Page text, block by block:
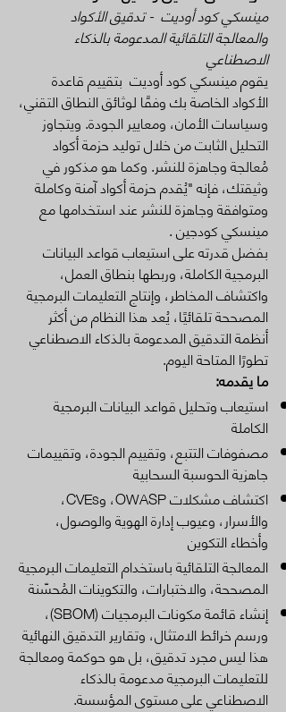
مينسكي كود أوديت - تدقيق الأكواد
والمعالجة التلقائية المدعومة بالذكاء
الاصطناعي
يقوم مينسكي كود أوديت بتقييم قاعدة
الأكواد الخاصة بك وفقًا لوثائق النطاق التقني،
وسياسات الأمان، ومعايير الجودة. ويتجاوز
التحليل الثابت من خلال توليد حزمة أكواد
مُعالجة وجاهزة للنشر. وكما هو مذكور في
وثيقتك، فإنه "يُقدم حزمة أكواد آمنة وكاملة
ومتوافقة وجاهزة للنشر عند استخدامها مع
مينسكي كودجين .
بفضل قدرته على استيعاب قواعد البيانات
البرمجية الكاملة، وربطها بنطاق العمل،
واكتشاف المخاطر، وإنتاج التعليمات البرمجية
المصححة تلقائيًا، يُعد هذا النظام من أكثر
أنظمة التدقيق المدعومة بالذكاء الاصطناعي
تطورًا المتاحة اليوم.
ما يقدمه:
استيعاب وتحليل قواعد البيانات البرمجية
الكاملة
مصفوفات التتبع، وتقييم الجودة، وتقييمات
جاهزية الحوسبة السحابية
اكتشاف مشكلات OWASP، وCVEs،
والأسرار، وعيوب إدارة الهوية والوصول،
وأخطاء التكوين
المعالجة التلقائية باستخدام التعليمات البرمجية
المصححة، والاختبارات، والتكوينات المُحسّنة
إنشاء قائمة مكونات البرمجيات (SBOM)،
ورسم خرائط الامتثال، وتقارير التدقيق النهائية
هذا ليس مجرد تدقيق، بل هو حوكمة ومعالجة
للتعليمات البرمجية مدعومة بالذكاء
الاصطناعي على مستوى المؤسسة.